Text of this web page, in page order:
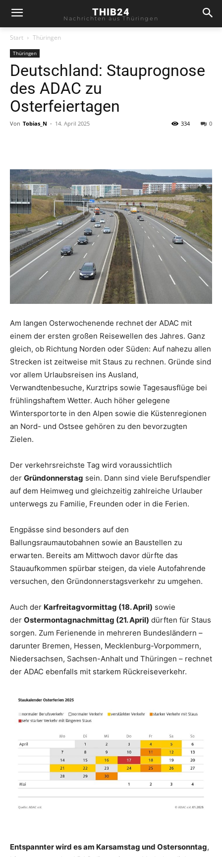
THIB24
Nachrichten aus Thüringen
Start Thüringen
Thüringen
Deutschland: Stauprognose
des ADAC zu
Osterfeiertagen
Von Tobias_N - 14. April 2025 0
334
Am langen Osterwochenende rechnet der ADAC mit
einem der ersten großen Reisewellen des Jahres. Ganz
gleich, ob Richtung Norden oder Süden: Auf nahezu allen
Strecken ist zeitweise mit Staus zu rechnen. Gründe sind
vor allem Urlaubsreisen ins Ausland,
Verwandtenbesuche, Kurztrips sowie Tagesausflüge bei
frühlingshaftem Wetter. Auch höher gelegene
Wintersportorte in den Alpen sowie die Küstenregionen
an Nord- und Ostsee gehören zu den bevorzugten
Zielen.
Der verkehrsreichste Tag wird voraussichtlich
der Gründonnerstag sein. Dann sind viele Berufspendler
auf dem Heimweg und gleichzeitig zahlreiche Urlauber
unterwegs zu Familie, Freunden oder in die Ferien.
Engpässe sind besonders auf den
Ballungsraumautobahnen sowie an Baustellen zu
erwarten. Bereits am Mittwoch davor dürfte das
Stauaufkommen spürbar steigen, da viele Autofahrende
versuchen, den Gründonnerstagsverkehr zu umgehen.
Auch der Karfreitagvormittag (18. April) sowie
der Ostermontagnachmittag (21. April) dürften für Staus
sorgen. Zum Ferienende in mehreren Bundesländern –
darunter Bremen, Hessen, Mecklenburg-Vorpommern,
Niedersachsen, Sachsen-Anhalt und Thüringen – rechnet
der ADAC ebenfalls mit starkem Rückreiseverkehr.
Entspannter wird es am Karsamstag und Ostersonntag,